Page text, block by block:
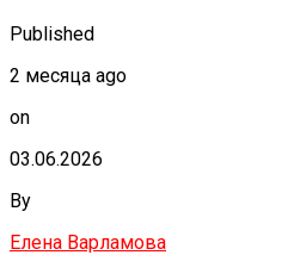
Published
2 месяца ago
on
03.06.2026
By
Елена Варламова